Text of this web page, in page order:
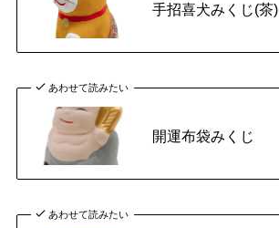
手招喜犬みくじ(茶)
あわせて読みたい
開運布袋みくじ
あわせて読みたい